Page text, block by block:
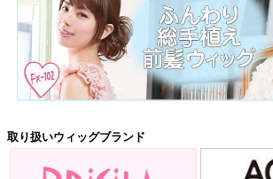
取り扱いウィッグブランド